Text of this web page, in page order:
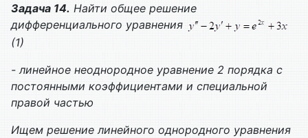
Задача 14. Найти общее решение
дифференциального уравнения
(1)
- линейное неоднородное уравнение 2 порядка с
постоянными коэффициентами и специальной
правой частью
Ищем решение линейного однородного уравнения